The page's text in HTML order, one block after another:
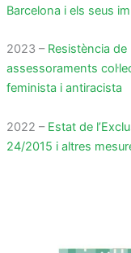
Barcelona i els seus
2023 – Resistència
assessoraments
feminista i antiracista
2022 – Estat de
24/2015 i altres